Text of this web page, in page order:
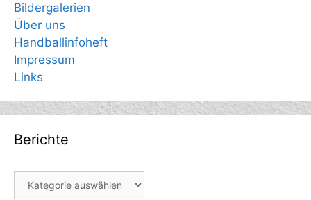
Bildergalerien
Über uns
Handballinfoheft
Impressum
Links
Berichte